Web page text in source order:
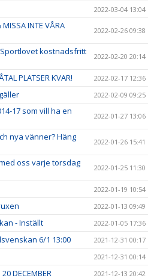
2022-03-04 13:04
MISSA INTE VÅRA
2022-02-26 09:38
kostnadsfritt
2022-02-20 20:14
PLATSER KVAR! 2022-02-17 12:36
2022-02-09 09:25
17 som vill ha en
2022-01-27 13:06
nya vänner? Häng
2022-01-26 15:41
oss varje torsdag
2022-01-25 11:30
2022-01-19 10:54
2022-01-13 09:49
- Inställt 2022-01-05 17:36
6/1 13:00 2021-12-31 00:17
2021-12-31 00:14
DECEMBER 2021-12-13 20:42